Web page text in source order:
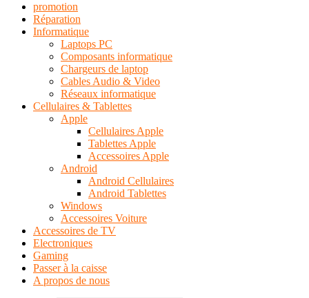
promotion
Réparation
Informatique
Laptops PC
Composants informatique
Chargeurs de laptop
Cables Audio & Video
Réseaux informatique
Cellulaires & Tablettes
Apple
Cellulaires Apple
Tablettes Apple
Accessoires Apple
Android
Android Cellulaires
Android Tablettes
Windows
Accessoires Voiture
Accessoires de TV
Electroniques
Gaming
Passer à la caisse
A propos de nous